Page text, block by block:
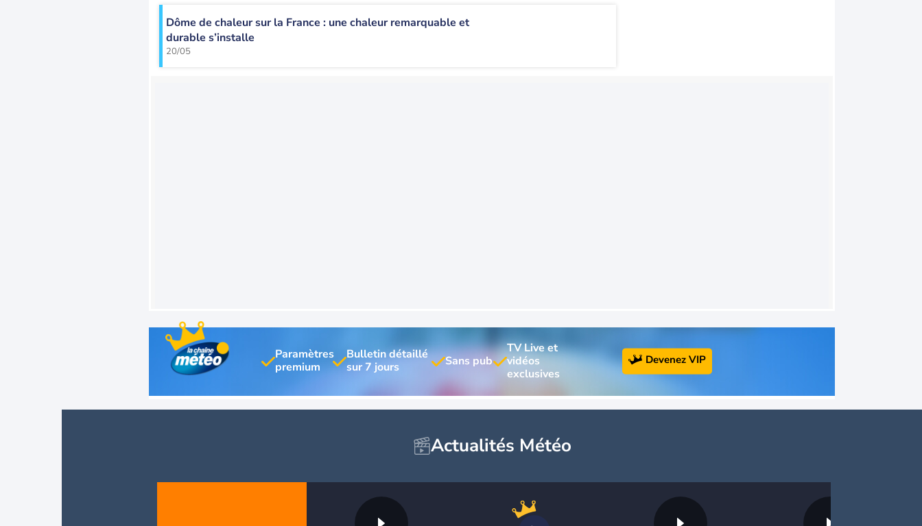
Dôme de chaleur sur la France : une chaleur remarquable et
durable s’installe
20/05
Paramètres
Bulletin détaillé
TV Live et
vidéos
Devenez VIP
Actualités Météo